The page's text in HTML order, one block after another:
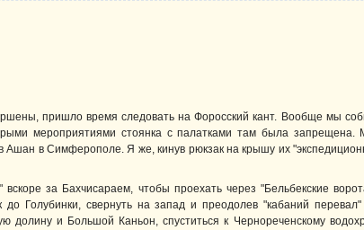
пришло время следовать на Форосский кант. Вообще мы
мероприятиями стоянка с палатками там была запрещена.
Ашан в Симферополе. Я же, кинув рюкзак на крышу их
за Бахчисараем, чтобы проехать через "Бельбекские
до Голубинки, свернуть на запад и преодолев "кабаний
долину и Большой Каньон, спуститься к Чернореченскому